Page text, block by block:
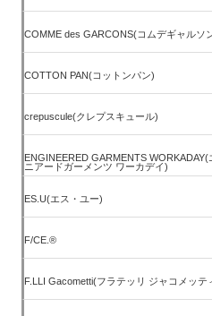
COMME des GARCONS(コムデギャルソ
COTTON PAN(コットンパン)
crepuscule(クレプスキュール)
ENGINEERED GARMENTS WORKADAY(
ニアードガーメンツ ワーカデイ)
ES.U(エス・ユー)
F/CE.®
F.LLI Gacometti(フラテッリ ジャコメッテ